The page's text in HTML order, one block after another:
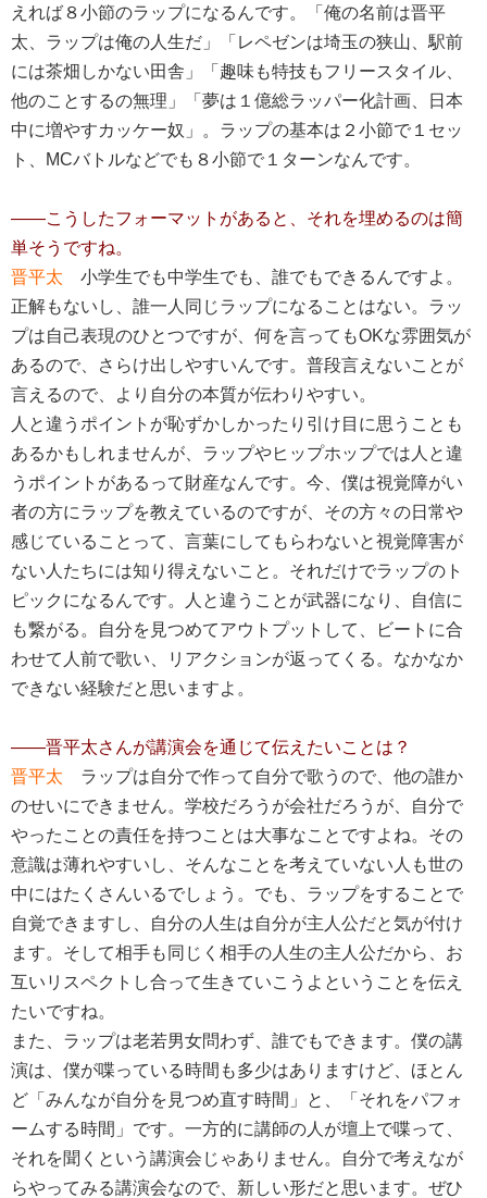
えれば８小節のラップになるんです。「俺の名前は晋平
太、ラップは俺の人生だ」「レペゼンは埼玉の狭山、駅前
には茶畑しかない田舎」「趣味も特技もフリースタイル、
他のことするの無理」「夢は１億総ラッパー化計画、日本
中に増やすカッケー奴」。ラップの基本は２小節で１セッ
ト、MCバトルなどでも８小節で１ターンなんです。
――こうしたフォーマットがあると、それを埋めるのは簡
単そうですね。
晋平太 小学生でも中学生でも、誰でもできるんですよ。
正解もないし、誰一人同じラップになることはない。ラッ
プは自己表現のひとつですが、何を言ってもOKな雰囲気が
あるので、さらけ出しやすいんです。普段言えないことが
言えるので、より自分の本質が伝わりやすい。
人と違うポイントが恥ずかしかったり引け目に思うことも
あるかもしれませんが、ラップやヒップホップでは人と違
うポイントがあるって財産なんです。今、僕は視覚障がい
者の方にラップを教えているのですが、その方々の日常や
感じていることって、言葉にしてもらわないと視覚障害が
ない人たちには知り得えないこと。それだけでラップのト
ピックになるんです。人と違うことが武器になり、自信に
も繋がる。自分を見つめてアウトプットして、ビートに合
わせて人前で歌い、リアクションが返ってくる。なかなか
できない経験だと思いますよ。
――晋平太さんが講演会を通じて伝えたいことは？
晋平太 ラップは自分で作って自分で歌うので、他の誰か
のせいにできません。学校だろうが会社だろうが、自分で
やったことの責任を持つことは大事なことですよね。その
意識は薄れやすいし、そんなことを考えていない人も世の
中にはたくさんいるでしょう。でも、ラップをすることで
自覚できますし、自分の人生は自分が主人公だと気が付け
ます。そして相手も同じく相手の人生の主人公だから、お
互いリスペクトし合って生きていこうよということを伝え
たいですね。
また、ラップは老若男女問わず、誰でもできます。僕の講
演は、僕が喋っている時間も多少はありますけど、ほとん
ど「みんなが自分を見つめ直す時間」と、「それをパフォ
ームする時間」です。一方的に講師の人が壇上で喋って、
それを聞くという講演会じゃありません。自分で考えなが
らやってみる講演会なので、新しい形だと思います。ぜひ